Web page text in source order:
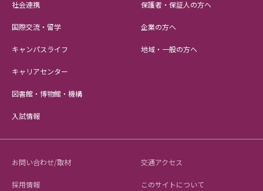
社会連携
国際交流・留学
キャンパスライフ
キャリアセンター
図書館・博物館・機構
入試情報
保護者・保証人の方へ
企業の方へ
地域・一般の方へ
お問い合わせ/取材 交通アクセス
採用情報 このサイトについて